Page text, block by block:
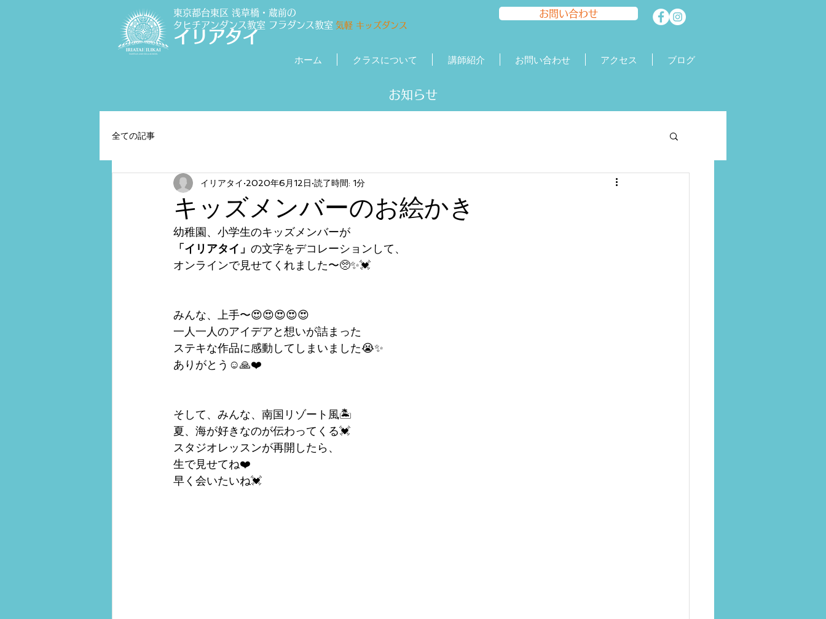
東京都台東区 浅草橋・蔵前の
タヒチアンダンス教室 フラダンス教室 気軽 キッズダンス
イリアタイ
お問い合わせ
ホーム クラスについて 講師紹介 お問い合わせ アクセス ブログ
​​お知らせ
全ての記事
キッズメンバーのお絵かき
イリアタイ 2020年6月12日 読了時間: 1分
幼稚園、小学生のキッズメンバーが
「イリアタイ」 の文字をデコレーションして、
オンラインで見せてくれました〜🥺✨💓
みんな、上手〜😍😍😍😍😍
一人一人のアイデアと想いが詰まった
ステキな作品に感動してしまいました😭✨
ありがとう☺️🙏❤️
そして、みんな、南国リゾート風🏝
夏、海が好きなのが伝わってくる💓
スタジオレッスンが再開したら、
生で見せてね❤️
早く会いたいね💓